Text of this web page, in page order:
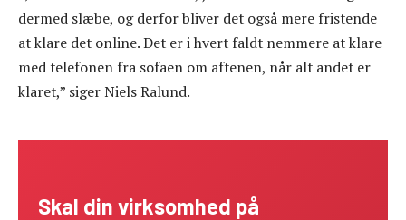
dermed slæbe, og derfor bliver det også mere fristende
at klare det online. Det er i hvert faldt nemmere at klare
med telefonen fra sofaen om aftenen, når alt andet er
klaret,” siger Niels Ralund.
Skal din virksomhed på